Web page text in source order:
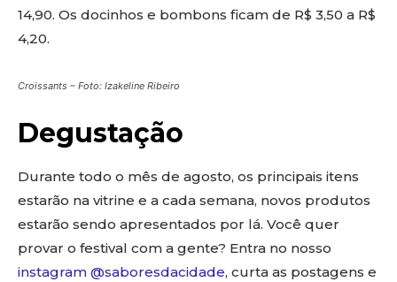
14,90. Os docinhos e bombons ficam de R$ 3,50 a R$
4,20.
Croissants – Foto: Izakeline Ribeiro
Degustação
Durante todo o mês de agosto, os principais itens
estarão na vitrine e a cada semana, novos produtos
estarão sendo apresentados por lá. Você quer
provar o festival com a gente? Entra no nosso
instagram @saboresdacidade, curta as postagens e